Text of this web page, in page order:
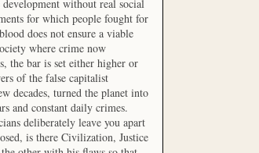
without real social
for which people fought for
does not ensure a viable
where crime now
the bar is set either higher or
of the false capitalist
decades, turned the planet into
and constant daily crimes.
deliberately leave you apart
is there Civilization, Justice